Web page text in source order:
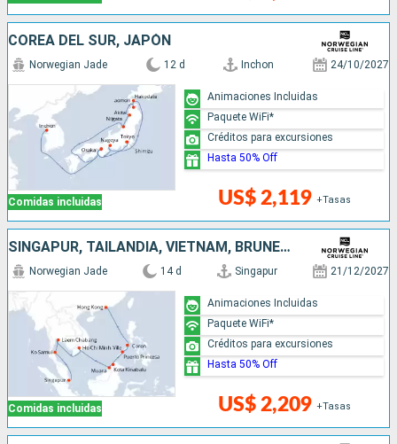
COREA DEL SUR, JAPÓN
Comidas incluidas
Norwegian Jade 12 d Inchon 24/10/2027
US$ 2,119 +Tasas
Animaciones Incluidas
Paquete WiFi*
Créditos para excursiones
Hasta 50% Off
SINGAPUR, TAILANDIA, VIETNAM, BRUNEI, MALASIA, FILIPINAS, CHINA
Comidas incluidas
Norwegian Jade 14 d Singapur 21/12/2027
US$ 2,209 +Tasas
Animaciones Incluidas
Paquete WiFi*
Créditos para excursiones
Hasta 50% Off